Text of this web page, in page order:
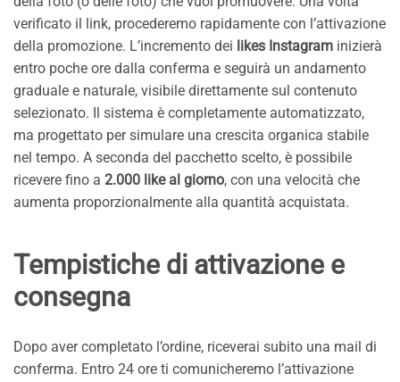
verificato il link, procederemo rapidamente con l’attivazione
della promozione. L’incremento dei likes Instagram inizierà
entro poche ore dalla conferma e seguirà un andamento
graduale e naturale, visibile direttamente sul contenuto
selezionato. Il sistema è completamente automatizzato,
ma progettato per simulare una crescita organica stabile
nel tempo. A seconda del pacchetto scelto, è possibile
ricevere fino a 2.000 like al giorno, con una velocità che
aumenta proporzionalmente alla quantità acquistata.
Tempistiche di attivazione e
consegna
Dopo aver completato l’ordine, riceverai subito una mail di
conferma. Entro 24 ore ti comunicheremo l’attivazione